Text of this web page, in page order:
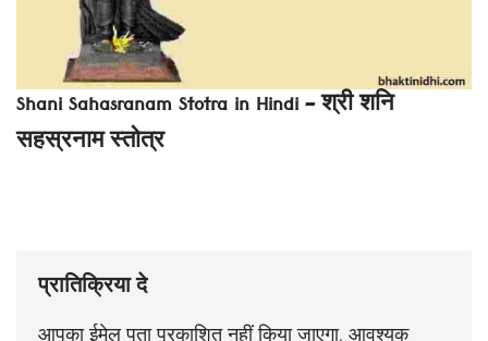
Shani Sahasranam Stotra in Hindi – श्री शनि
सहस्रनाम स्तोत्र
प्रातिक्रिया दे